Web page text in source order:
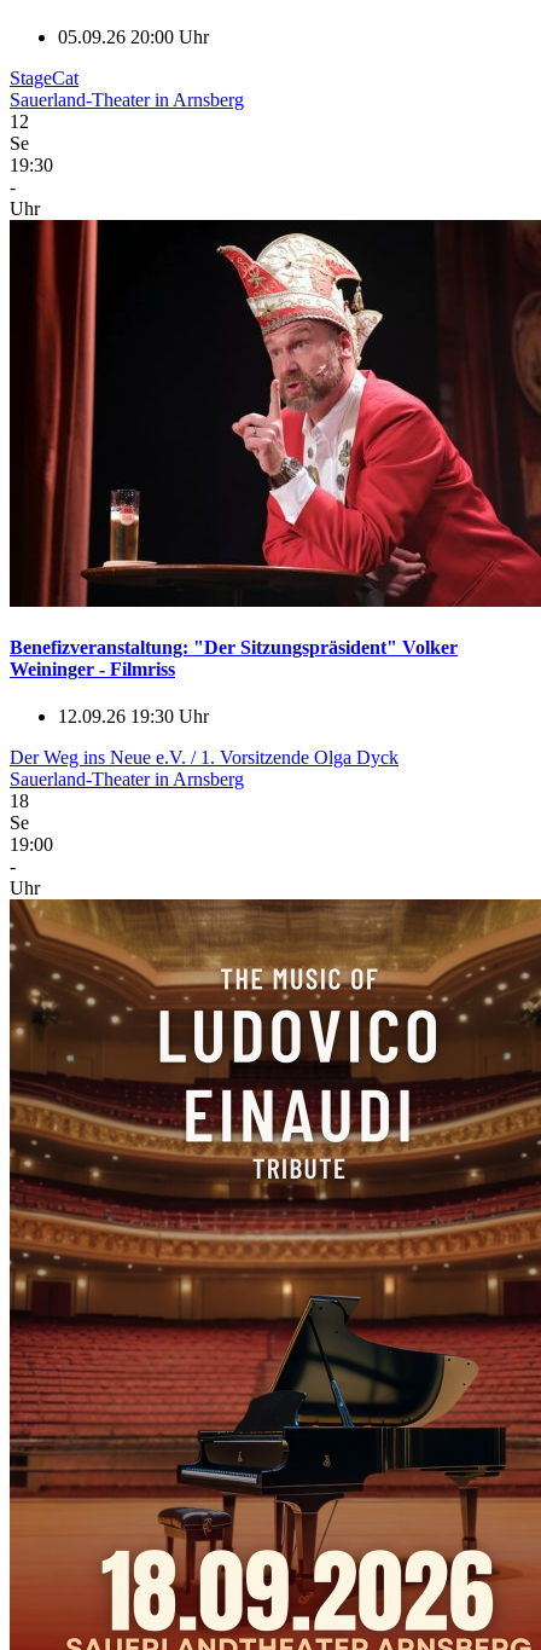
05.09.26 20:00 Uhr
StageCat
Sauerland-Theater in Arnsberg
12
Se
19:30
-
Uhr
Benefizveranstaltung: "Der Sitzungspräsident" Volker
Weininger - Filmriss
12.09.26 19:30 Uhr
Der Weg ins Neue e.V. / 1. Vorsitzende Olga Dyck
Sauerland-Theater in Arnsberg
18
Se
19:00
-
Uhr